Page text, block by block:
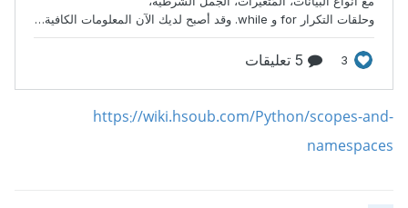
https://wiki.hsoub.com/Python/scopes-and-
namespaces